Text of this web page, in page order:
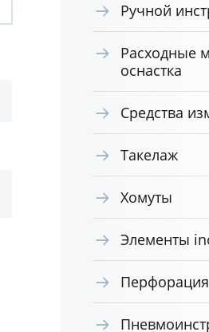
Ручной
Расходные
оснастка
Средства
Такелаж
Хомуты
Элементы
Перфорация